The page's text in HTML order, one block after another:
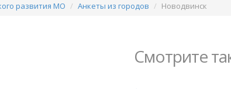
развития МО Анкеты из городов Новодвинск
Смотрите